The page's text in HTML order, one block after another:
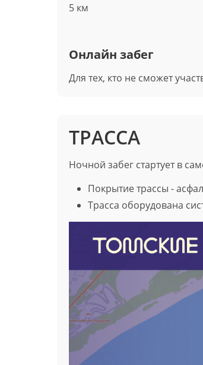
5 км
Онлайн забег
Для тех, кто не сможет
ТРАССА
Ночной забег стартует в
Покрытие трассы -
Трасса оборудована